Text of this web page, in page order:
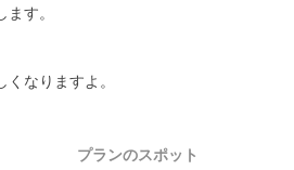
す。
なりますよ。
プランのスポット